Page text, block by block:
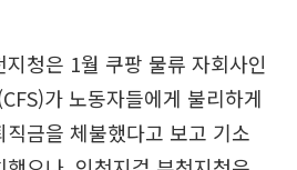
청은 1월 쿠팡 물류 자회사인
가 노동자들에게 불리하게
금을 체불했다고 보고 기소